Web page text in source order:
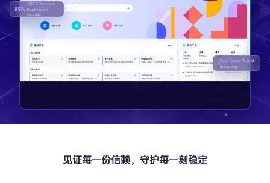
85%
MTTR Reduced
Root cause in
seconds
⚡Root Cause Found
In 2.3s avg.
见证每一份信赖， 守护每一刻稳定